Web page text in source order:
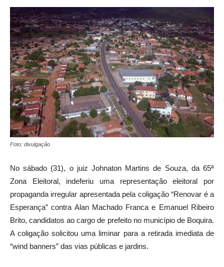
Foto: divulgação
No sábado (31), o juiz Johnaton Martins de Souza, da 65ª
Zona Eleitoral, indeferiu uma representação eleitoral por
propaganda irregular apresentada pela coligação “Renovar é a
Esperança” contra Alan Machado Franca e Emanuel Ribeiro
Brito, candidatos ao cargo de prefeito no município de Boquira.
A coligação solicitou uma liminar para a retirada imediata de
“wind banners” das vias públicas e jardins.